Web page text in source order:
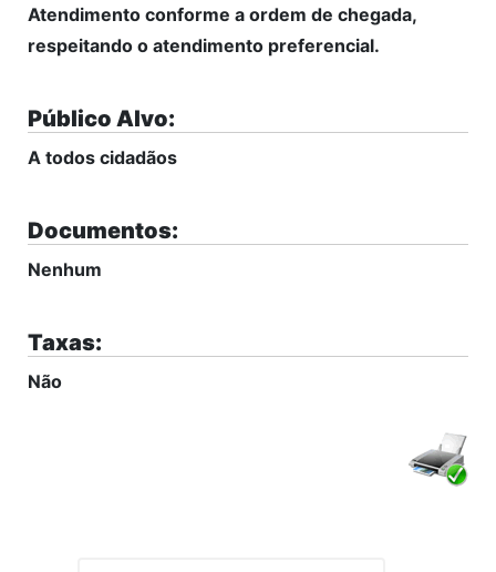
Atendimento conforme a ordem de chegada,
respeitando o atendimento preferencial.
Público Alvo:
A todos cidadãos
Documentos:
Nenhum
Taxas:
Não